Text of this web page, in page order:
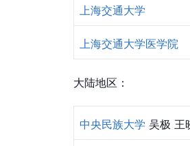
上海交通大学
上海交通大学医学院
大陆地区：
中央民族大学 吴极 王